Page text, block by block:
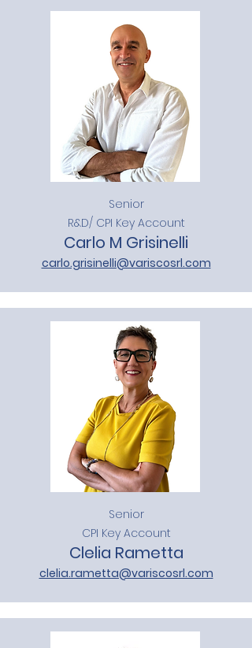
Senior
R&D/ CPI Key Account
Carlo M Grisinelli
carlo.grisinelli@variscosrl.com
Senior
CPI Key Account
Clelia Rametta
clelia.rametta@variscosrl.com